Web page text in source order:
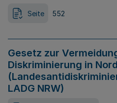
Seite 552
Gesetz zur
Diskriminierung in
LADG NRW)